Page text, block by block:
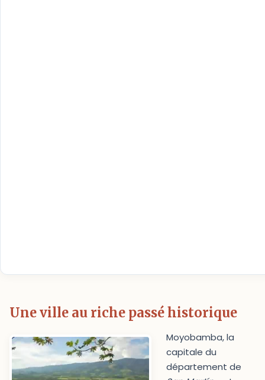
Une ville au riche passé historique
Moyobamba, la
capitale du
département de